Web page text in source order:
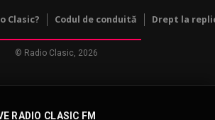
RADIO CLASIC FM
Clasic? Codul de conduită Drept la
© Radio Clasic, 2026